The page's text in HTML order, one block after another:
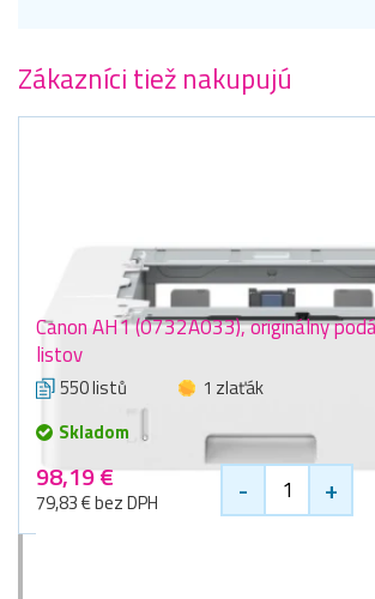
Zákazníci tiež nakupujú
Canon AH1 (0732A033), originálny
listov
550 listů
1 zlaťák
Skladom
98,19 €
79,83 € bez DPH - +